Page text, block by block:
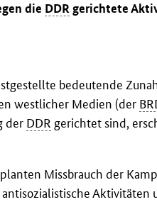
die DDRgerichtete
bedeutende
westlicher Medien (der
der DDR gerichtet sind,
Missbrauch der
Aktivitäten